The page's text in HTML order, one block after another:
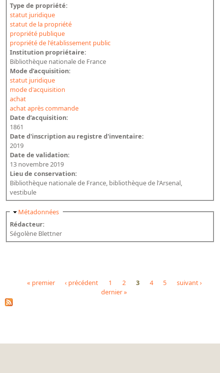
Type de propriété:
statut juridique
statut de la propriété
propriété publique
propriété de l'établissement public
Institution propriétaire:
Bibliothèque nationale de France
Mode d’acquisition:
statut juridique
mode d'acquisition
achat
achat après commande
Date d’acquisition:
1861
Date d'inscription au registre d'inventaire:
2019
Date de validation:
13 novembre 2019
Lieu de conservation:
Bibliothèque nationale de France, bibliothèque de l'Arsenal,
vestibule
Masquer
Métadonnées
Rédacteur:
Ségolène Blettner
Pages
« premier ‹ précédent 1 2 3 4 5
suivant ›
dernier »